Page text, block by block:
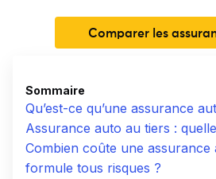
Comparer les
Sommaire
Qu’est-ce qu’une assurance
Assurance auto au tiers :
Combien coûte une assurance
formule tous risques ?